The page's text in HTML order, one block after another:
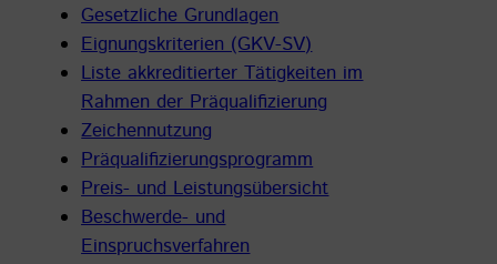
Gesetzliche Grundlagen
Eignungskriterien (GKV-SV)
Liste akkreditierter Tätigkeiten im
Rahmen der Präqualifizierung
Zeichennutzung
Präqualifizierungsprogramm
Preis- und Leistungsübersicht
Beschwerde- und
Einspruchsverfahren